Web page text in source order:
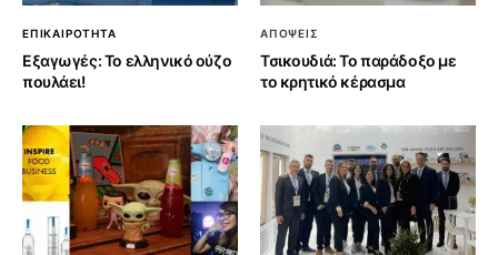
ΕΠΙΚΑΙΡΟΤΗΤΑ
Εξαγωγές: Το ελληνικό ούζο
πουλάει!
ΑΠΟΨΕΙΣ
Τσικουδιά: Το παράδοξο με
το κρητικό κέρασμα